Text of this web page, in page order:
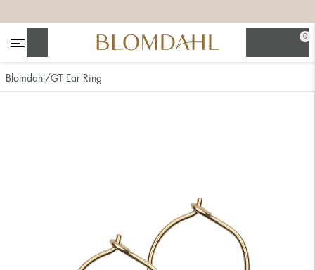
0
Blomdahl GT Ear Ring